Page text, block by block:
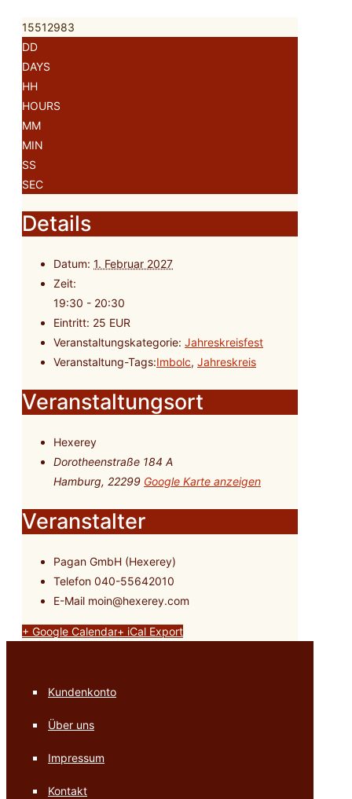
15512983
DD
DAYS
HH
HOURS
MM
MIN
SS
SEC
Details
Datum: 1. Februar 2027
Zeit:
19:30 - 20:30
Eintritt: 25 EUR
Veranstaltungskategorie: Jahreskreisfest
Veranstaltung-Tags:Imbolc, Jahreskreis
Veranstaltungsort
Hexerey
Dorotheenstraße 184 A
Hamburg, 22299 Google Karte anzeigen
Veranstalter
Pagan GmbH (Hexerey)
Telefon 040-55642010
E-Mail moin@hexerey.com
+ Google Calendar+ iCal Export
Kundenkonto
Über uns
Impressum
Kontakt